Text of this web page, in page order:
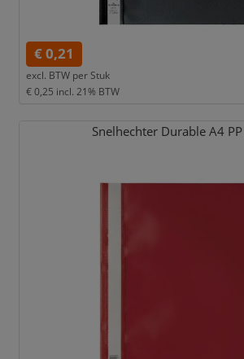
€ 0,21
excl. BTW per Stuk
€ 0,25 incl. 21% BTW
Snelhechter Durable A4